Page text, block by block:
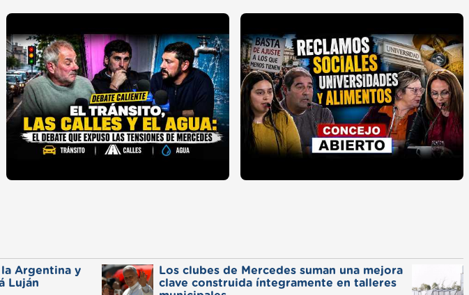
la Argentina y
Luján
Los clubes de Mercedes suman una mejora
clave construida íntegramente en talleres